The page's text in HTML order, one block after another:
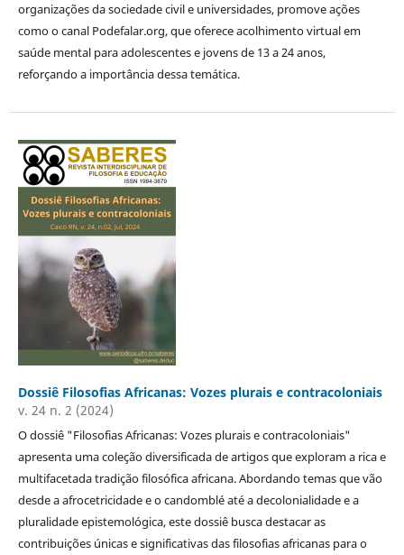
organizações da sociedade civil e universidades, promove ações
como o canal Podefalar.org, que oferece acolhimento virtual em
saúde mental para adolescentes e jovens de 13 a 24 anos,
reforçando a importância dessa temática.
Dossiê Filosofias Africanas: Vozes plurais e contracoloniais
v. 24 n. 2 (2024)
O dossiê "Filosofias Africanas: Vozes plurais e contracoloniais"
apresenta uma coleção diversificada de artigos que exploram a rica e
multifacetada tradição filosófica africana. Abordando temas que vão
desde a afrocetricidade e o candomblé até a decolonialidade e a
pluralidade epistemológica, este dossiê busca destacar as
contribuições únicas e significativas das filosofias africanas para o